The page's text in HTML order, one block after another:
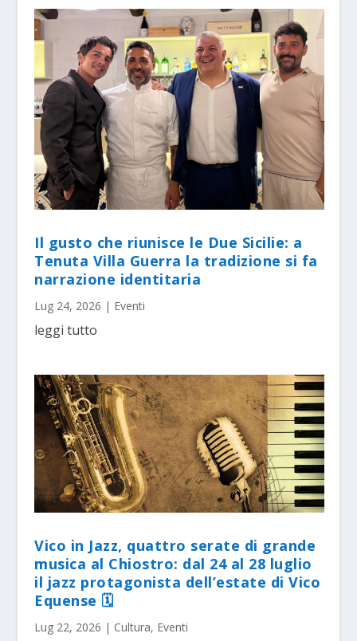
Il gusto che riunisce le Due Sicilie: a
Tenuta Villa Guerra la tradizione si fa
narrazione identitaria
Lug 24, 2026 | Eventi
leggi tutto
Vico in Jazz, quattro serate di grande
musica al Chiostro: dal 24 al 28 luglio
il jazz protagonista dell’estate di Vico
Equense 🗓
Lug 22, 2026 | Cultura, Eventi